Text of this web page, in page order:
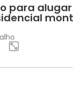
casa no
vender